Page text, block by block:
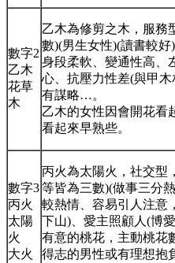
數字2
乙木
花草
木
乙木為修剪之木，服務
數)(男生女性)(讀書較好)
身段柔軟、變通性高、
心、抗壓力性差(與甲
有謀略…。
乙木的女性因會開花看
看起來早熟些。
數字3
丙火
太陽
火
大火
丙火為太陽火，社交型
等皆為三數)(做事三分
較熱情、容易引人注意
下山)、愛主照顧人(博
有意的桃花，主動桃花
得志的男性或有理想抱